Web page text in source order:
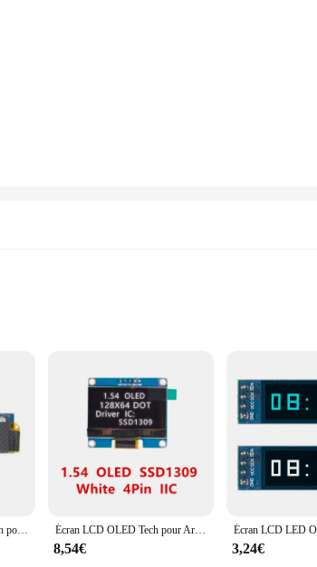
of electronic projects. This high-quality LCD display is
sleek, modern design of the screen ensures that it
screen is an essential component for any Ardu37-
visually appealing but also user-friendly, making it
screen is not only for sale but also available for
projects to industrial settings.
Écran LCD LED OLED Tech pour Ardu37, blanc et bleu, communication IIC, 0.91 pouces, 0.91 pouces, 0.91 pouces, 1 à 10 pièces Écran LCD OLED Tech pour Ardu37, technologie d'affichage LED, interface éventuelles I IIC I2C, 4 broches, 7 broches, 1.54 pouces, 1.54 pouces, 12864x64, SSD1309
8,54€ 3,24€